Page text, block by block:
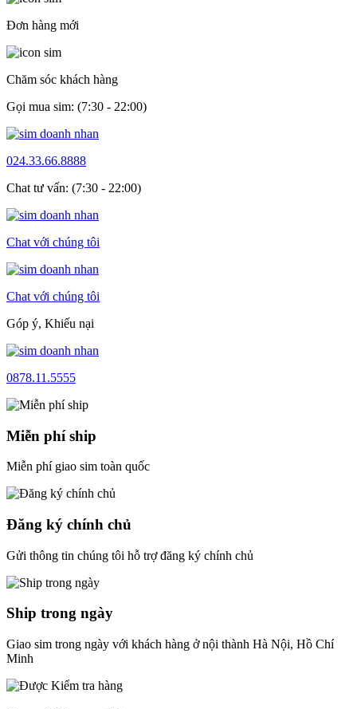
Đơn hàng mới
Chăm sóc khách hàng
Gọi mua sim: (7:30 - 22:00)
024.33.66.8888
Chat tư vấn: (7:30 - 22:00)
Chat với chúng tôi
Chat với chúng tôi
Góp ý, Khiếu nại
0878.11.5555
Miễn phí ship
Miễn phí giao sim toàn quốc
Đăng ký chính chủ
Gửi thông tin chúng tôi hỗ trợ đăng ký chính chủ
Ship trong ngày
Giao sim trong ngày với khách hàng ở nội thành Hà Nội, Hồ Chí
Minh